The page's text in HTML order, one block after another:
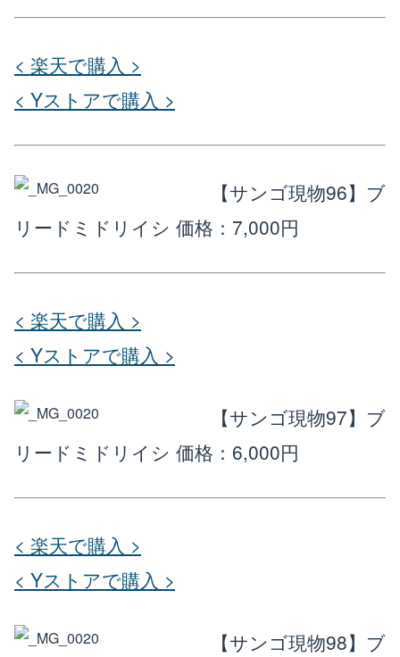
< 楽天で購入 >
< Yストアで購入 >
【サンゴ現物96】ブ
リードミドリイシ 価格：7,000円
< 楽天で購入 >
< Yストアで購入 >
【サンゴ現物97】ブ
リードミドリイシ 価格：6,000円
< 楽天で購入 >
< Yストアで購入 >
【サンゴ現物98】ブ